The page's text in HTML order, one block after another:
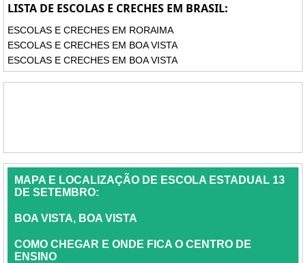
LISTA DE ESCOLAS E CRECHES EM BRASIL:
ESCOLAS E CRECHES EM RORAIMA
ESCOLAS E CRECHES EM BOA VISTA
ESCOLAS E CRECHES EM BOA VISTA
MAPA E LOCALIZAÇÃO DE ESCOLA ESTADUAL 13
DE SETEMBRO:
BOA VISTA, BOA VISTA
COMO CHEGAR E ONDE FICA O CENTRO DE
ENSINO